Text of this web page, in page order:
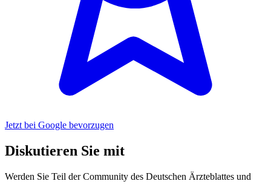
Jetzt bei Google bevorzugen
Diskutieren Sie mit
Werden Sie Teil der Community des Deutschen Ärzteblattes und